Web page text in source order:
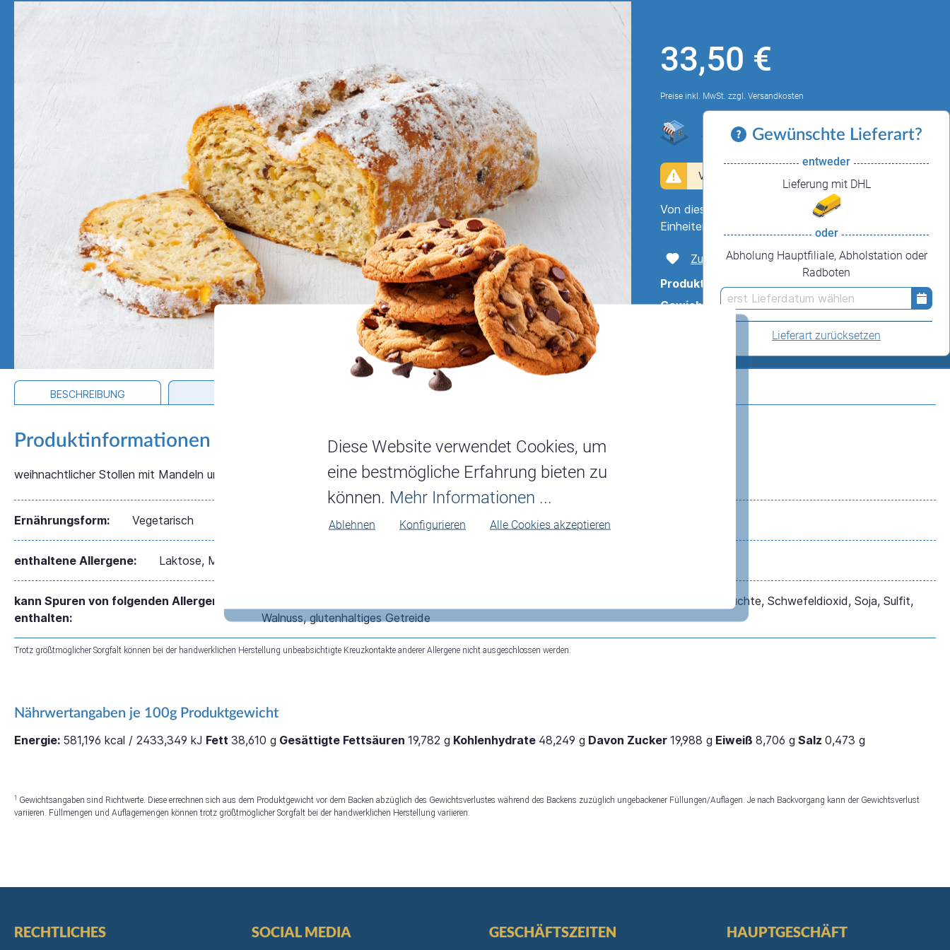
Neujahr
Cremetorten
Sahnetorten/-törtchen
Tortenböden
Gutschein
33,50 €
Preise inkl. MwSt. zzgl. Versandkosten
Verfügbar vom 24.10.2026 bis 24.12.2026
Von diesem Produkt können Sie bis zu 6
Einheiten für die Abholstation bestellen.
Zum Merkzettel hinzufügen
Produktnummer:7510-std
Gewicht in Gramm:10001
BESCHREIBUNG
Produktinformationen "Buttermandelstolle, 1000g"
weihnachtlicher Stollen mit Mandeln und Sukkade
Ernährungsform: Vegetarisch
enthaltene Allergene: Laktose, Mandel, Milch, Soja, Weizen
kann Spuren von folgenden Allergenen
enthalten:
Dinkel, Eier, Gerste, Hafer, Haselnuss, Laktose, Mandel, Milch, Pistazie, Roggen, Schalenfrüchte, Schwefeldioxid, Soja, Sulfit,
Walnuss, glutenhaltiges Getreide
Trotz größtmöglicher Sorgfalt können bei der handwerklichen Herstellung unbeabsichtigte Kreuzkontakte anderer Allergene nicht ausgeschlossen werden.
Nährwertangaben je 100g Produktgewicht
Energie: 581,196 kcal / 2433,349 kJ Fett 38,610 g Gesättigte Fettsäuren 19,782 g Kohlenhydrate 48,249 g Davon Zucker 19,988 g Eiweiß 8,706 g Salz 0,473 g
1 Gewichtsangaben sind Richtwerte. Diese errechnen sich aus dem Produktgewicht vor dem Backen abzüglich des Gewichtsverlustes während des Backens zuzüglich ungebackener Füllungen/Auflagen. Je nach Backvorgang kann der Gewichtsverlust
variieren. Füllmengen und Auflagemengen können trotz größtmöglicher Sorgfalt bei der handwerklichen Herstellung variieren.
Gewünschte Lieferart?
entweder
Lieferung mit DHL
oder
Abholung Hauptfiliale, Abholstation oder
Radboten
Lieferart zurücksetzen
RECHTLICHES GESCHÄFTSZEITEN HAUPTGESCHÄFT
SOCIAL MEDIA
Diese Website verwendet Cookies, um
eine bestmögliche Erfahrung bieten zu
können. Mehr Informationen ...
Ablehnen Konfigurieren Alle Cookies akzeptieren